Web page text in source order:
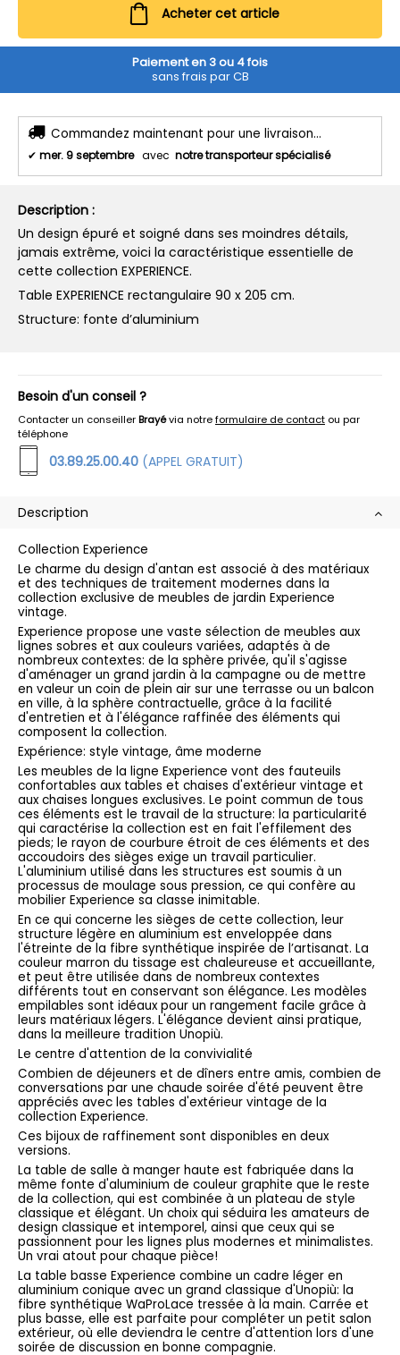
Acheter cet article
Paiement en 3 ou 4 fois
sans frais par CB
Commandez maintenant pour une livraison...
✔ mer. 9 septembre avec notre transporteur spécialisé
Description :
Un design épuré et soigné dans ses moindres détails,
jamais extrême, voici la caractéristique essentielle de
cette collection EXPERIENCE.
Table EXPERIENCE rectangulaire 90 x 205 cm.
Structure: fonte d’aluminium
Besoin d'un conseil ?
Contacter un conseillerBrayévia notreformulaire de contact ou par
téléphone
03.89.25.00.40 (APPEL GRATUIT)
Description
Collection Experience
Le charme du design d'antan est associé à des matériaux
et des techniques de traitement modernes dans la
collection exclusive de meubles de jardin Experience
vintage.
Experience propose une vaste sélection de meubles aux
lignes sobres et aux couleurs variées, adaptés à de
nombreux contextes: de la sphère privée, qu'il s'agisse
d'aménager un grand jardin à la campagne ou de mettre
en valeur un coin de plein air sur une terrasse ou un balcon
en ville, à la sphère contractuelle, grâce à la facilité
d'entretien et à l'élégance raffinée des éléments qui
composent la collection.
Expérience: style vintage, âme moderne
Les meubles de la ligne Experience vont des fauteuils
confortables aux tables et chaises d'extérieur vintage et
aux chaises longues exclusives. Le point commun de tous
ces éléments est le travail de la structure: la particularité
qui caractérise la collection est en fait l'effilement des
pieds; le rayon de courbure étroit de ces éléments et des
accoudoirs des sièges exige un travail particulier.
L'aluminium utilisé dans les structures est soumis à un
processus de moulage sous pression, ce qui confère au
mobilier Experience sa classe inimitable.
En ce qui concerne les sièges de cette collection, leur
structure légère en aluminium est enveloppée dans
l'étreinte de la fibre synthétique inspirée de l’artisanat. La
couleur marron du tissage est chaleureuse et accueillante,
et peut être utilisée dans de nombreux contextes
différents tout en conservant son élégance. Les modèles
empilables sont idéaux pour un rangement facile grâce à
leurs matériaux légers. L'élégance devient ainsi pratique,
dans la meilleure tradition Unopiù.
Le centre d'attention de la convivialité
Combien de déjeuners et de dîners entre amis, combien de
conversations par une chaude soirée d'été peuvent être
appréciés avec les tables d'extérieur vintage de la
collection Experience.
Ces bijoux de raffinement sont disponibles en deux
versions.
La table de salle à manger haute est fabriquée dans la
même fonte d'aluminium de couleur graphite que le reste
de la collection, qui est combinée à un plateau de style
classique et élégant. Un choix qui séduira les amateurs de
design classique et intemporel, ainsi que ceux qui se
passionnent pour les lignes plus modernes et minimalistes.
Un vrai atout pour chaque pièce!
La table basse Experience combine un cadre léger en
aluminium conique avec un grand classique d'Unopiù: la
fibre synthétique WaProLace tressée à la main. Carrée et
plus basse, elle est parfaite pour compléter un petit salon
extérieur, où elle deviendra le centre d'attention lors d'une
soirée de discussion en bonne compagnie.